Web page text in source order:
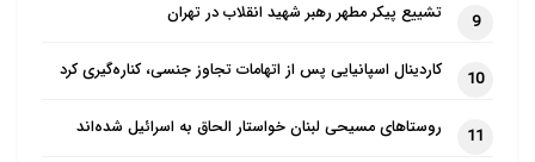
9 تشییع پیکر مطهر رهبر شهید انقلاب در تهران
10 کاردینال اسپانیایی پس از اتهامات تجاوز جنسی، کناره‌گیری کرد
11 روستاهای مسیحی لبنان خواستار الحاق به اسرائیل شده‌اند